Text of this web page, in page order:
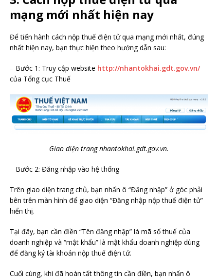
mạng mới nhất hiện nay
Để tiến hành cách nộp thuế điện tử qua mạng mới nhất, đúng
nhất hiện nay, bạn thực hiện theo hướng dẫn sau:
– Bước 1: Truy cập website http://nhantokhai.gdt.gov.vn/
của Tổng cục Thuế
Giao diện trang nhantokhai.gdt.gov.vn.
– Bước 2: Đăng nhập vào hệ thống
Trên giao diện trang chủ, bạn nhấn ô “Đăng nhập” ở góc phải
bên trên màn hình để giao diện “Đăng nhập nộp thuế điện tử”
hiển thị.
Tại đây, bạn cần điền “Tên đăng nhập” là mã số thuế của
doanh nghiệp và “mật khẩu” là mật khẩu doanh nghiệp dùng
để đăng ký tài khoản nộp thuế điện tử.
Cuối cùng, khi đã hoàn tất thông tin cần điền, bạn nhấn ô